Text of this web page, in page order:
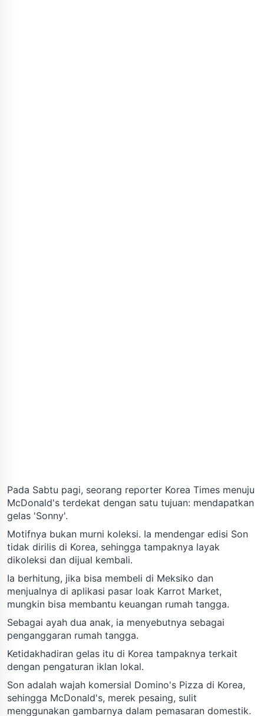
Pada Sabtu pagi, seorang reporter Korea Times menuju
McDonald's terdekat dengan satu tujuan: mendapatkan
gelas 'Sonny'.
Motifnya bukan murni koleksi. Ia mendengar edisi Son
tidak dirilis di Korea, sehingga tampaknya layak
dikoleksi dan dijual kembali.
Ia berhitung, jika bisa membeli di Meksiko dan
menjualnya di aplikasi pasar loak Karrot Market,
mungkin bisa membantu keuangan rumah tangga.
Sebagai ayah dua anak, ia menyebutnya sebagai
penganggaran rumah tangga.
Ketidakhadiran gelas itu di Korea tampaknya terkait
dengan pengaturan iklan lokal.
Son adalah wajah komersial Domino's Pizza di Korea,
sehingga McDonald's, merek pesaing, sulit
menggunakan gambarnya dalam pemasaran domestik.